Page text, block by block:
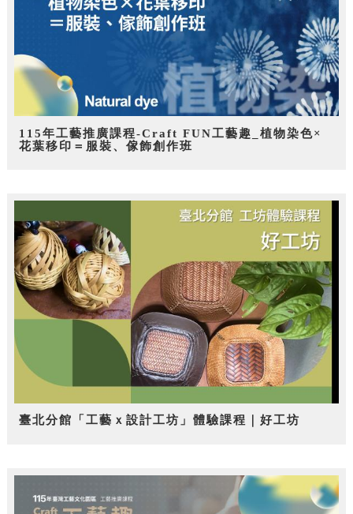
115年工藝推廣課程-Craft FUN工藝趣_植物染色×
花葉移印＝服裝、傢飾創作班
臺北分館「工藝ｘ設計工坊」體驗課程｜好工坊